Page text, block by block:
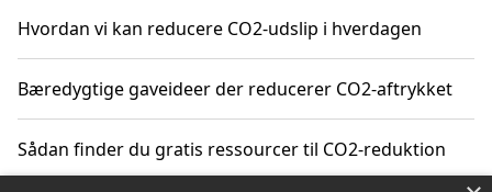
Hvordan vi kan reducere CO2-udslip i hverdagen
Bæredygtige gaveideer der reducerer CO2-aftrykket
Sådan finder du gratis ressourcer til CO2-reduktion